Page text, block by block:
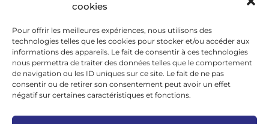
cookies
Pour offrir les meilleures expériences, nous utilisons des
technologies telles que les cookies pour stocker et/ou accéder aux
informations des appareils. Le fait de consentir à ces technologies
nous permettra de traiter des données telles que le comportement
de navigation ou les ID uniques sur ce site. Le fait de ne pas
consentir ou de retirer son consentement peut avoir un effet
négatif sur certaines caractéristiques et fonctions.
Réseaux sociaux
google news
facebook
twitter